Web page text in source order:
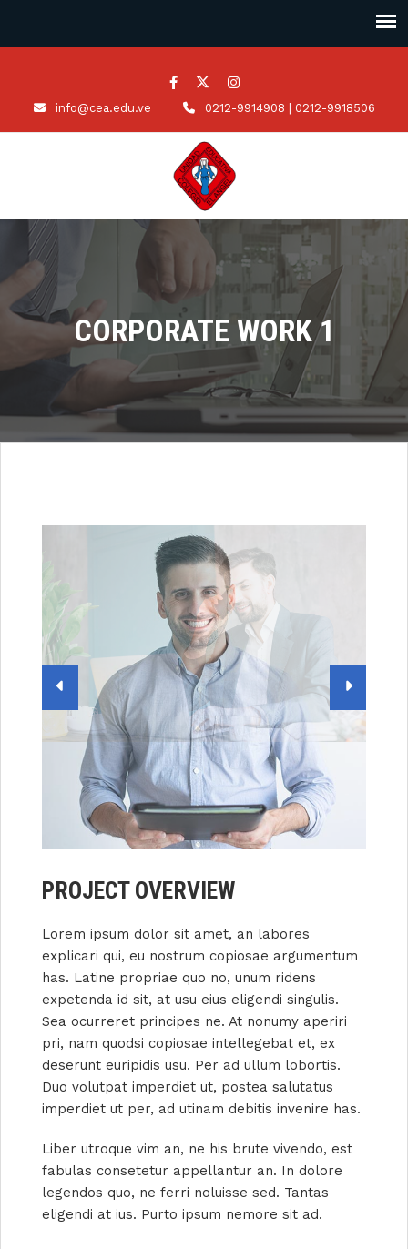
info@cea.edu.ve 0212-9914908 | 0212-9918506
CORPORATE WORK 1
PROJECT OVERVIEW
Lorem ipsum dolor sit amet, an labores
explicari qui, eu nostrum copiosae argumentum
has. Latine propriae quo no, unum ridens
expetenda id sit, at usu eius eligendi singulis.
Sea ocurreret principes ne. At nonumy aperiri
pri, nam quodsi copiosae intellegebat et, ex
deserunt euripidis usu. Per ad ullum lobortis.
Duo volutpat imperdiet ut, postea salutatus
imperdiet ut per, ad utinam debitis invenire has.
Liber utroque vim an, ne his brute vivendo, est
fabulas consetetur appellantur an. In dolore
legendos quo, ne ferri noluisse sed. Tantas
eligendi at ius. Purto ipsum nemore sit ad.